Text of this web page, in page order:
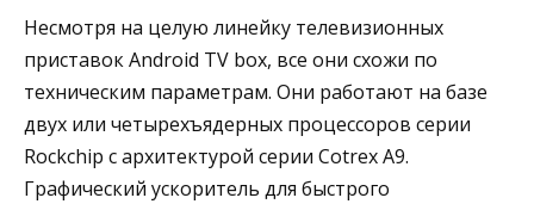
Несмотря на целую линейку телевизионных
приставок Android TV box, все они схожи по
техническим параметрам. Они работают на базе
двух или четырехъядерных процессоров серии
Rockchip с архитектурой серии Cotrex A9.
Графический ускоритель для быстрого